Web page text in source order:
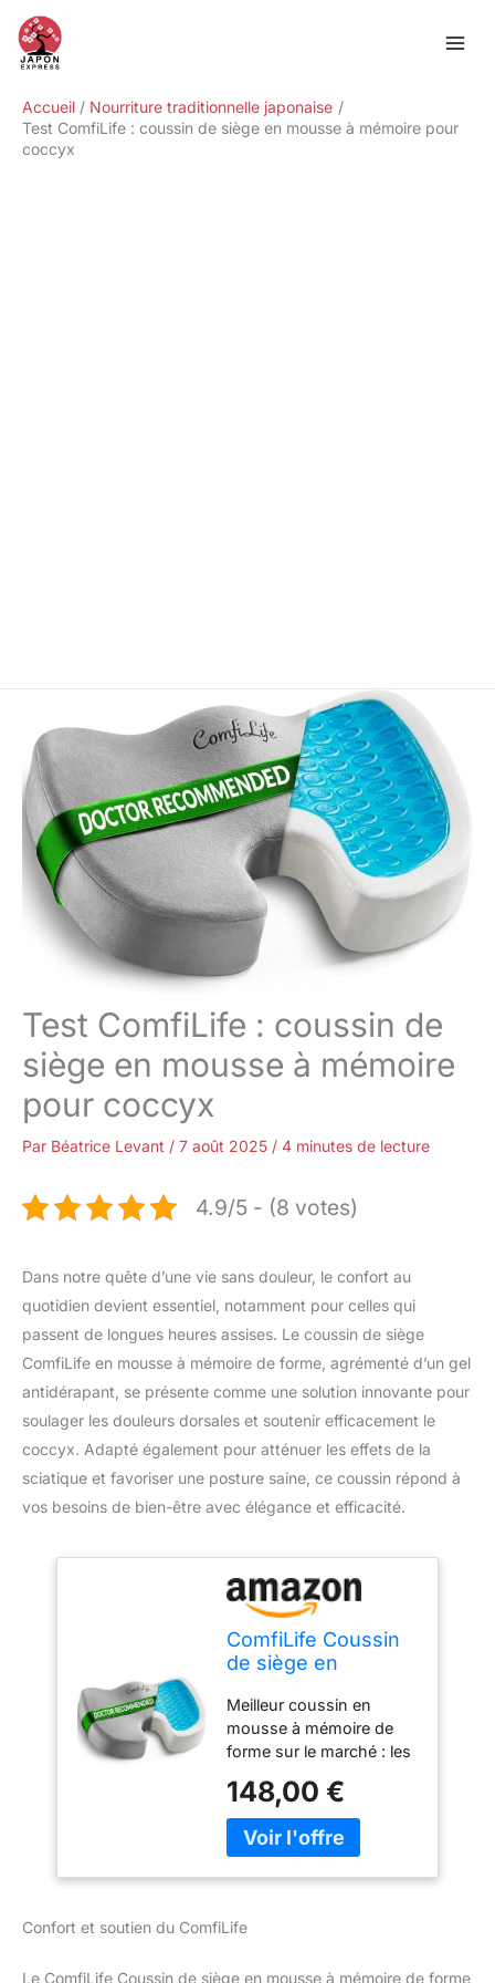
contenu
Accueil
Nourriture traditionnelle japonaise
Test ComfiLife : coussin de siège en mousse à mémoire pour
coccyx
Test ComfiLife : coussin de
siège en mousse à mémoire
pour coccyx
Par Béatrice Levant / 7 août 2025 / 4 minutes de lecture
4.9/5 - (8 votes)
Dans notre quête d’une vie sans douleur, le confort au
quotidien devient essentiel, notamment pour celles qui
passent de longues heures assises. Le coussin de siège
ComfiLife en mousse à mémoire de forme, agrémenté d’un gel
antidérapant, se présente comme une solution innovante pour
soulager les douleurs dorsales et soutenir efficacement le
coccyx. Adapté également pour atténuer les effets de la
sciatique et favoriser une posture saine, ce coussin répond à
vos besoins de bien-être avec élégance et efficacité.
ComfiLife Coussin
de siège en
de Forme
antidérapant
amélioré en Gel
pour Le Coccyx –
pour soulager Les
douleurs dorsales,
Le Soutien du
Coccyx, la
Posture Saine, la
Meilleur coussin en
mousse à mémoire de
forme sur le marché : les
un de ComfilLife sont
inégalées : fond en
caoutchouc
housse en velours
148,00 €
Confort et soutien du ComfiLife
Le ComfiLife Coussin de siège en mousse à mémoire de forme
Rechercher